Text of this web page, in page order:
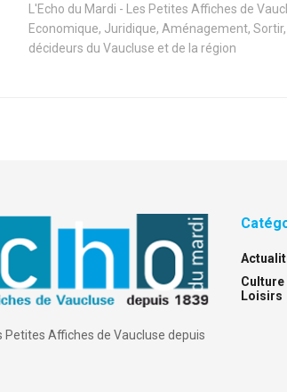
L'Echo du Mardi - Les Petites Affiches de
Economique, Juridique, Aménagement,
décideurs du Vaucluse et de la région
Petites Affiches de Vaucluse depuis
Culture
Loisirs